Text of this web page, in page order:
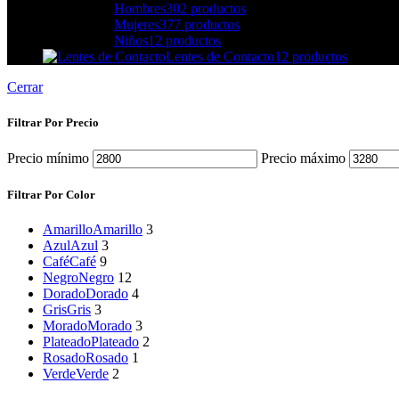
Hombres302 productos
Mujeres377 productos
Niños12 productos
Lentes de Contacto12 productos
Cerrar
Filtrar Por Precio
Precio mínimo Precio máximo
Filtrar Por Color
AmarilloAmarillo 3
AzulAzul 3
CaféCafé 9
NegroNegro 12
DoradoDorado 4
GrisGris 3
MoradoMorado 3
PlateadoPlateado 2
RosadoRosado 1
VerdeVerde 2